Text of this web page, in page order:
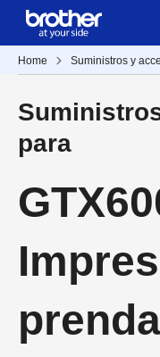
Home Suministros y
para